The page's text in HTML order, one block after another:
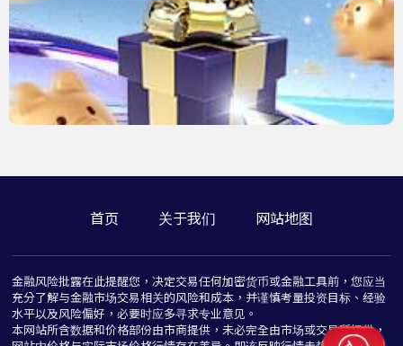
首页 关于我们 网站地图
金融风险批露在此提醒您，决定交易任何加密货币或金融工具前，您应当
充分了解与金融市场交易相关的风险和成本，并谨慎考量投资目标、经验
水平以及风险偏好，必要时应多寻求专业意见。
本网站所含数据和价格部份由市商提供，未必完全由市场或交易所提供，